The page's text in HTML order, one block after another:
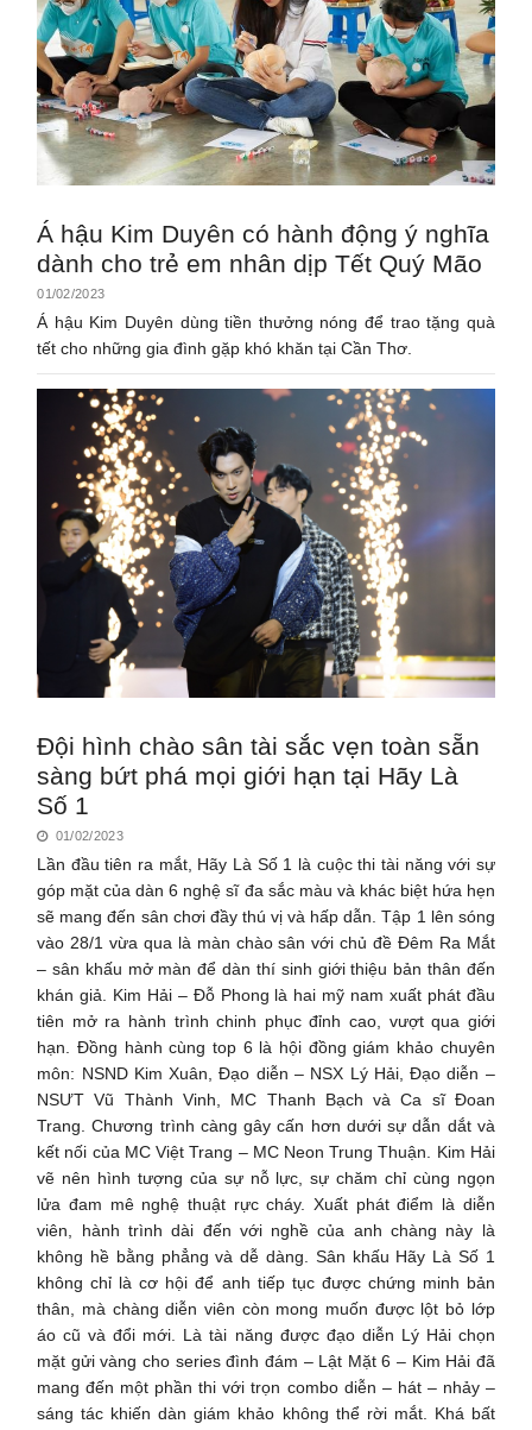
Á hậu Kim Duyên có hành động ý nghĩa
dành cho trẻ em nhân dịp Tết Quý Mão
01/02/2023
Á hậu Kim Duyên dùng tiền thưởng nóng để trao tặng quà
tết cho những gia đình gặp khó khăn tại Cần Thơ.
Đội hình chào sân tài sắc vẹn toàn sẵn
sàng bứt phá mọi giới hạn tại Hãy Là
Số 1
01/02/2023
Lần đầu tiên ra mắt, Hãy Là Số 1 là cuộc thi tài năng với sự
góp mặt của dàn 6 nghệ sĩ đa sắc màu và khác biệt hứa hẹn
sẽ mang đến sân chơi đầy thú vị và hấp dẫn. Tập 1 lên sóng
vào 28/1 vừa qua là màn chào sân với chủ đề Đêm Ra Mắt
– sân khấu mở màn để dàn thí sinh giới thiệu bản thân đến
khán giả. Kim Hải – Đỗ Phong là hai mỹ nam xuất phát đầu
tiên mở ra hành trình chinh phục đỉnh cao, vượt qua giới
hạn. Đồng hành cùng top 6 là hội đồng giám khảo chuyên
môn: NSND Kim Xuân, Đạo diễn – NSX Lý Hải, Đạo diễn –
NSƯT Vũ Thành Vinh, MC Thanh Bạch và Ca sĩ Đoan
Trang. Chương trình càng gây cấn hơn dưới sự dẫn dắt và
kết nối của MC Việt Trang – MC Neon Trung Thuận. Kim Hải
vẽ nên hình tượng của sự nỗ lực, sự chăm chỉ cùng ngọn
lửa đam mê nghệ thuật rực cháy. Xuất phát điểm là diễn
viên, hành trình dài đến với nghề của anh chàng này là
không hề bằng phẳng và dễ dàng. Sân khấu Hãy Là Số 1
không chỉ là cơ hội để anh tiếp tục được chứng minh bản
thân, mà chàng diễn viên còn mong muốn được lột bỏ lớp
áo cũ và đổi mới. Là tài năng được đạo diễn Lý Hải chọn
mặt gửi vàng cho series đình đám – Lật Mặt 6 – Kim Hải đã
mang đến một phần thi với trọn combo diễn – hát – nhảy –
sáng tác khiến dàn giám khảo không thể rời mắt. Khá bất